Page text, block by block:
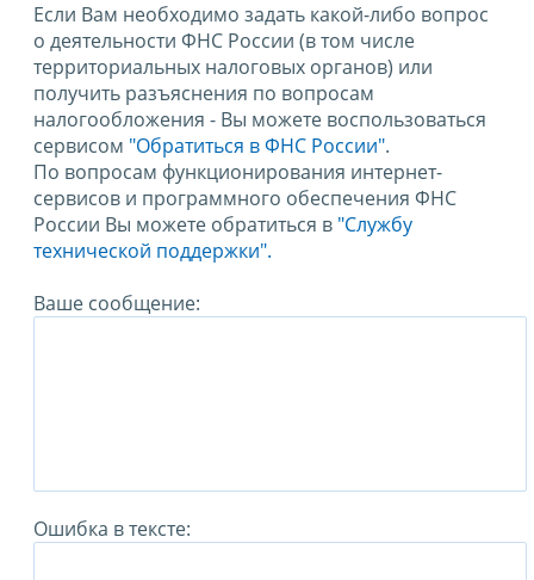
Если Вам необходимо задать какой-либо вопрос
о деятельности ФНС России (в том числе
территориальных налоговых органов) или
получить разъяснения по вопросам
налогообложения - Вы можете воспользоваться
сервисом "Обратиться в ФНС России".
По вопросам функционирования интернет-
сервисов и программного обеспечения ФНС
России Вы можете обратиться в "Службу
технической поддержки".
Ваше сообщение:
Ошибка в тексте: